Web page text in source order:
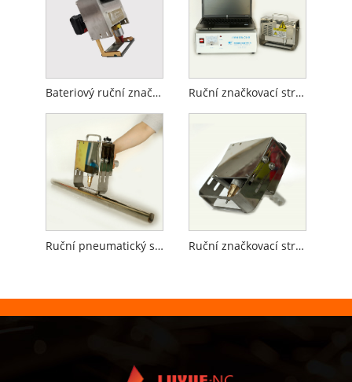
Bateriový ruční značkovací stroj Ruční značkovací stroj pro plynové válce
Ruční pneumatický stroj na značení trubek Ruční značkovací stroj na příruby